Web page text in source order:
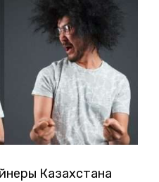
Казахстана